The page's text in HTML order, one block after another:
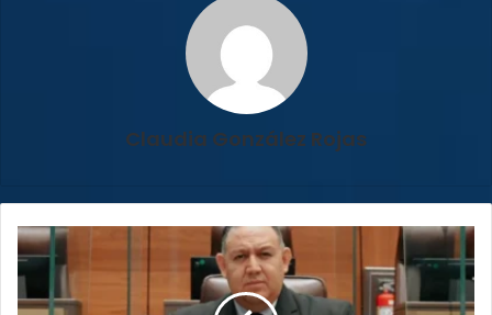
Claudia González Rojas
Leslye
Bojorges
rechaza
declararse